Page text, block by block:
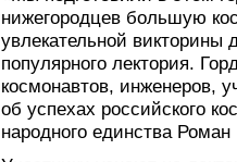
нижегородцев большую
увлекательной викторины
популярного лектория.
космонавтов, инженеров,
об успехах российского
народного единства